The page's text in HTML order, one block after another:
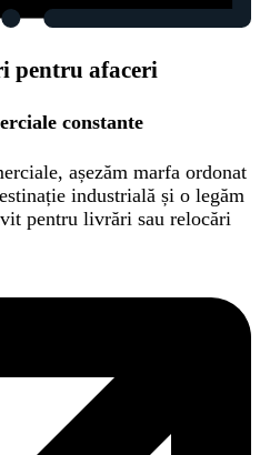
pentru afaceri
constante
așezăm marfa ordonat
industrială și o legăm
pentru livrări sau relocări